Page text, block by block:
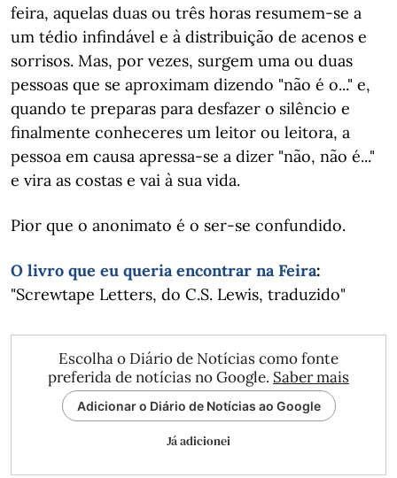
feira, aquelas duas ou três horas resumem-se a
um tédio infindável e à distribuição de acenos e
sorrisos. Mas, por vezes, surgem uma ou duas
pessoas que se aproximam dizendo "não é o..." e,
quando te preparas para desfazer o silêncio e
finalmente conheceres um leitor ou leitora, a
pessoa em causa apressa-se a dizer "não, não é..."
e vira as costas e vai à sua vida.
Pior que o anonimato é o ser-se confundido.
O livro que eu queria encontrar na Feira:
"Screwtape Letters, do C.S. Lewis, traduzido"
Escolha o Diário de Notícias como fonte
preferida de notícias no Google. Saber mais
Adicionar o Diário de Notícias ao Google
Já adicionei